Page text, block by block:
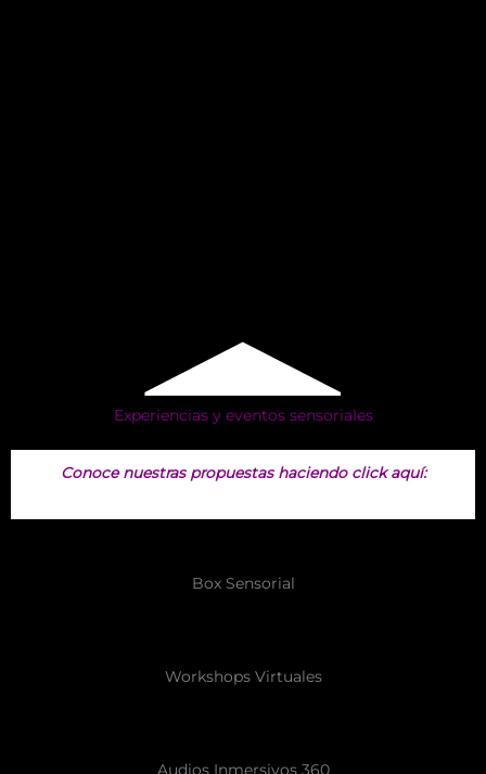
Experiencias y eventos sensoriales
Conoce nuestras propuestas haciendo click aquí:
Box Sensorial
Workshops Virtuales
Audios Inmersivos 360